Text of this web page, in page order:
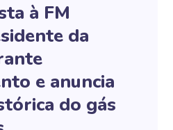
à FM
da
e anuncia
do gás